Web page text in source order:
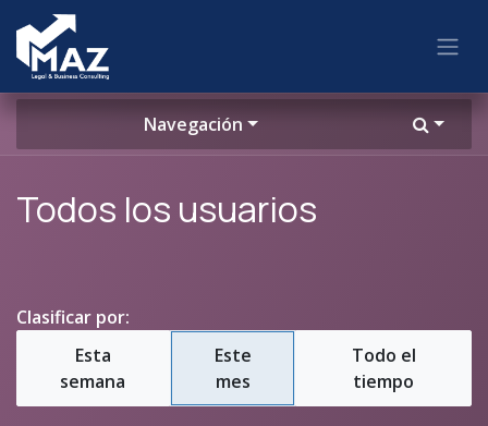
Ir al contenido
Navegación
Todos los usuarios
Clasificar por:
Esta
semana
Este
mes
Todo el
tiempo